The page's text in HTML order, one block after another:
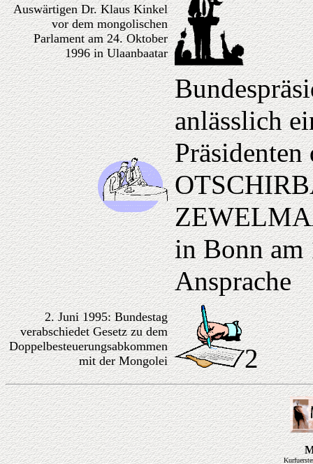
Auswärtigen Dr. Klaus Kinkel
vor dem mongolischen
Parlament am 24. Oktober
1996 in Ulaanbaatar
anlässlich
in Bonn am
Ansprache
2. Juni 1995: Bundestag
verabschiedet Gesetz zu dem
Doppelbesteuerungsabkommen
mit der Mongolei
2